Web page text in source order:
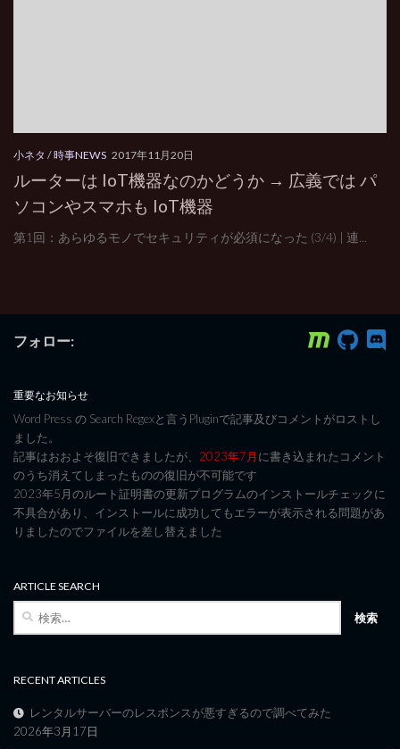
小ネタ /時事NEWS 2017年11月20日
ルーターは IoT機器なのかどうか → 広義では パ
ソコンやスマホも IoT機器
第1回：あらゆるモノでセキュリティが必須になった (3/4) | 連...
フォロー:
重要なお知らせ
Word Press の Search Regexと言うPluginで記事及びコメントがロストし
ました。
記事はおおよそ復旧できましたが、 2023年7月に書き込まれたコメント
のうち消えてしまったものの復旧が不可能です
2023年5月のルート証明書の更新プログラムのインストールチェックに
不具合があり、インストールに成功してもエラーが表示される問題があ
りましたのでファイルを差し替えました
ARTICLE SEARCH
検
RECENT ARTICLES
レンタルサーバーのレスポンスが悪すぎるので調べてみた
2026年3月17日